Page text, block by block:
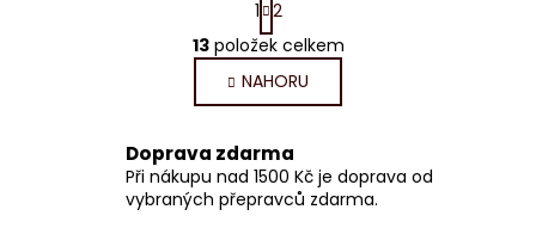
O
v
l
á
a
c
t
r
á
n
k
v
á
n
1 2
13položek celkem
NAHORU
Doprava zdarma
Při nákupu nad 1500 Kč je doprava od
vybraných přepravců zdarma.